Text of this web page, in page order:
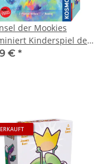
der Mookies
Kinderspiel des
2026*
€ *